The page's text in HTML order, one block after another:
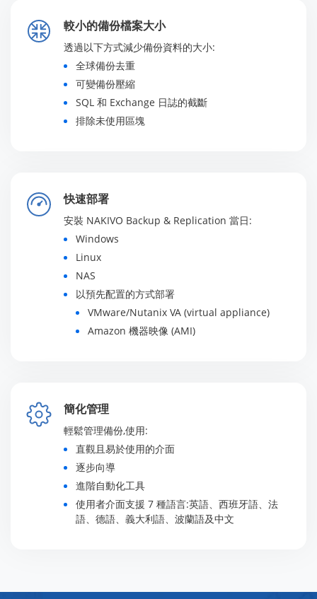
較小的備份檔案大小
透過以下方式減少備份資料的大小:
全球備份去重
可變備份壓縮
SQL 和 Exchange 日誌的截斷
排除未使用區塊
快速部署
安裝 NAKIVO Backup & Replication 當日:
Windows
Linux
NAS
以預先配置的方式部署
VMware/Nutanix VA (virtual appliance)
Amazon 機器映像 (AMI)
簡化管理
輕鬆管理備份,使用:
直觀且易於使用的介面
逐步向導
進階自動化工具
使用者介面支援 7 種語言:英語、西班牙語、法
語、德語、義大利語、波蘭語及中文